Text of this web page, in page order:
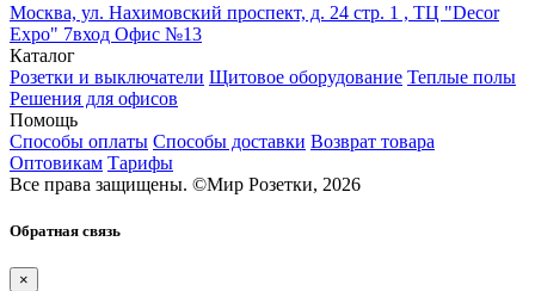
Москва, ул. Нахимовский проспект, д. 24 стр. 1 , ТЦ "Decor
Expo" 7вход Офис №13
Каталог
Розетки и выключатели Щитовое оборудование Теплые полы
Решения для офисов
Помощь
Способы оплаты Способы доставки Возврат товара
Оптовикам Тарифы
Все права защищены. ©Мир Розетки, 2026
Обратная связь
×